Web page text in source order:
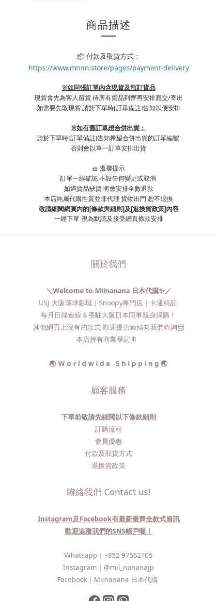
商品描述
📦 付款及取貨方式：
https://www.mnnn.store/pages/payment-delivery
※如同張訂單內含現貨及預訂貨品
現貨會先為客人留貨 待所有貨品到齊再安排面交/寄出
如需要先取現貨 請於下單時[訂單備註]告知以便安排
※如有舊訂單想合併出貨：
請於下單時[訂單備註]告知希望合併出貨的訂單編號
否則會以單一訂單安排出貨
🧺 溫馨提示
訂單一經確認 不設任何變更或取消
如遇貨品缺貨 將會安排全數退款
本店純屬代購性質並非代理 貨物出門 恕不退換
敬請細閱網頁內的[條款與細則]及[退換貨政策]內容
一經下單 視為默認及接受網頁條款安排
關於我們
＼Welcome to Miinanana 日本代購✨／
USJ 大阪環球影城｜Snoopy專門店｜卡通精品
每月日韓連線＆長駐大阪日本同事親身採購！
其他網頁上沒有的款式 歡迎提供連結向我們查詢📨​
本店持有商業登記🔖
🌏 W o r l d w i d e S h i p p i n g 🌏
顧客服務
下單前敬請先細閱以下條款細則
訂購流程​
會員優惠
付款及取貨方式
退換貨政策
聯絡我們 Contact us!
Instagram及Facebook有最新最齊全款式資訊
歡迎追蹤我們的SNS帳戶喔！
Whatsapp｜ +852 97562105
Instagram｜ @mii_nananajp
Facebook｜ Miinanana 日本代購